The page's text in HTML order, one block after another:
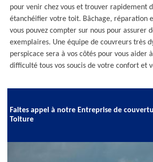
pour venir chez vous et trouver rapidement
étanchéifier votre toit. Bâchage, réparation
vous pouvez compter sur nous pour assurer
exemplaires. Une équipe de couvreurs très
perspicace sera à vos côtés pour vous aider
difficulté tous vos soucis de votre confort et
Faites appel à notre Entreprise de
Toiture